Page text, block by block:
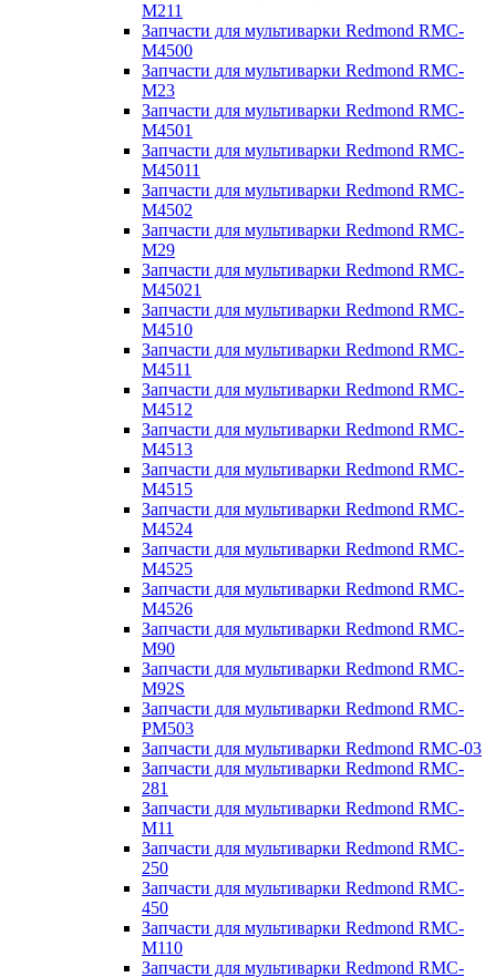
M211
Запчасти для мультиварки Redmond RMC-
M4500
Запчасти для мультиварки Redmond RMC-
M23
Запчасти для мультиварки Redmond RMC-
M4501
Запчасти для мультиварки Redmond RMC-
M45011
Запчасти для мультиварки Redmond RMC-
M4502
Запчасти для мультиварки Redmond RMC-
M29
Запчасти для мультиварки Redmond RMC-
M45021
Запчасти для мультиварки Redmond RMC-
M4510
Запчасти для мультиварки Redmond RMC-
M4511
Запчасти для мультиварки Redmond RMC-
M4512
Запчасти для мультиварки Redmond RMC-
M4513
Запчасти для мультиварки Redmond RMC-
M4515
Запчасти для мультиварки Redmond RMC-
M4524
Запчасти для мультиварки Redmond RMC-
M4525
Запчасти для мультиварки Redmond RMC-
M4526
Запчасти для мультиварки Redmond RMC-
M90
Запчасти для мультиварки Redmond RMC-
M92S
Запчасти для мультиварки Redmond RMC-
PM503
Запчасти для мультиварки Redmond RMC-03
Запчасти для мультиварки Redmond RMC-
281
Запчасти для мультиварки Redmond RMC-
M11
Запчасти для мультиварки Redmond RMC-
250
Запчасти для мультиварки Redmond RMC-
450
Запчасти для мультиварки Redmond RMC-
M110
Запчасти для мультиварки Redmond RMC-